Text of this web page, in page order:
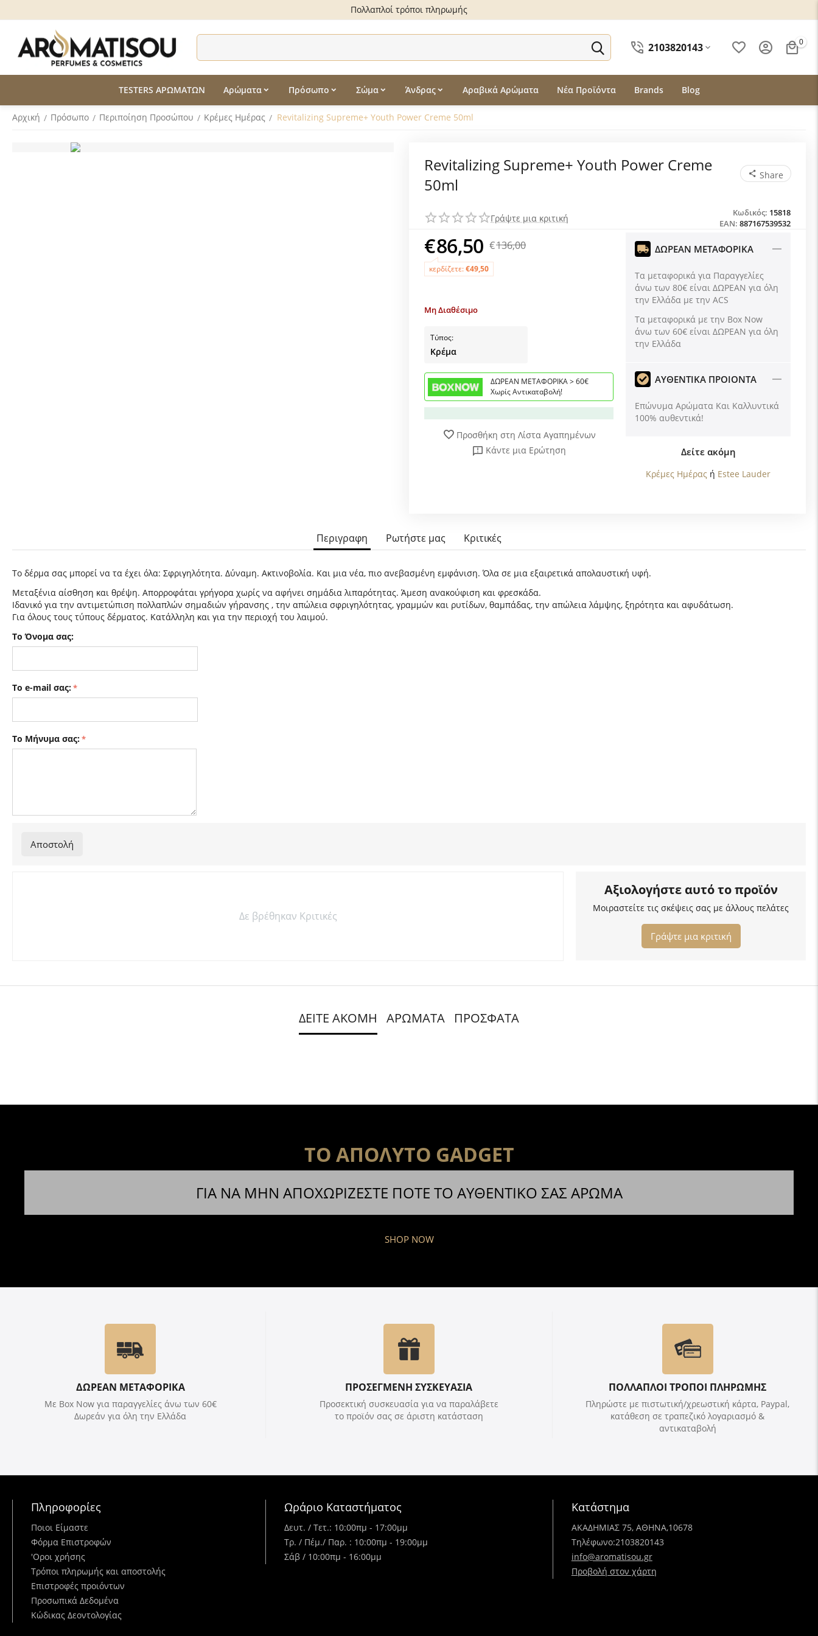
Πολλαπλοί τρόποι πληρωμής
2103820143 0
TESTERS ΑΡΩΜΑΤΩΝ Αρώματα Πρόσωπο Σώμα Άνδρας Αραβικά Αρώματα Νέα Προϊόντα Brands Blog
Αρχική / Πρόσωπο / Περιποίηση Προσώπου / Κρέμες Ημέρας / Revitalizing Supreme+ Youth Power Creme 50ml
Revitalizing Supreme+ Youth Power Creme
50ml
Share
Γράψτε μια κριτική EAN: 887167539532
Κωδικός: 15818
€86,50 €136,00
κερδίζετε:€49,50
Μη Διαθέσιμο
Τύπος:
Κρέμα
ΔΩΡΕΑΝ ΜΕΤΑΦΟΡΙΚΑ > 60€
Χωρίς Αντικαταβολή!
Προσθήκη στη Λίστα Αγαπημένων
Κάντε μια Ερώτηση
ΔΩΡΕΑΝ ΜΕΤΑΦΟΡΙΚΑ
Τα μεταφορικά για Παραγγελίες
άνω των 80€ είναι ΔΩΡΕΑΝ για όλη
την Ελλάδα με την ACS
Tα μεταφορικά με την Box Now
άνω των 60€ είναι ΔΩΡΕΑΝ για όλη
την Ελλάδα
ΑΥΘΕΝΤΙΚΑ ΠΡΟΙΟΝΤΑ
Επώνυμα Αρώματα Και Καλλυντικά
100% αυθεντικά!
Δείτε ακόμη
Κρέμες Ημέρας ή Estee Lauder
Περιγραφη Ρωτήστε μας Κριτικές
Το δέρμα σας μπορεί να τα έχει όλα: Σφριγηλότητα. Δύναμη. Ακτινοβολία. Και μια νέα, πιο ανεβασμένη εμφάνιση. Όλα σε μια εξαιρετικά απολαυστική υφή.
Μεταξένια αίσθηση και θρέψη. Απορροφάται γρήγορα χωρίς να αφήνει σημάδια λιπαρότητας. Άμεση ανακούφιση και φρεσκάδα.
Ιδανικό για την αντιμετώπιση πολλαπλών σημαδιών γήρανσης , την απώλεια σφριγηλότητας, γραμμών και ρυτίδων, θαμπάδας, την απώλεια λάμψης, ξηρότητα και αφυδάτωση.
Για όλους τους τύπους δέρματος. Κατάλληλη και για την περιοχή του λαιμού.
Το Όνομα σας:
Το e-mail σας:
Το Μήνυμα σας:
Αποστολή
Δε βρέθηκαν Κριτικές
Αξιολογήστε αυτό το προϊόν
Μοιραστείτε τις σκέψεις σας με άλλους πελάτες
Γράψτε μια κριτική
ΔΕΙΤΕ ΑΚΟΜΗ ΑΡΩΜΑΤΑ ΠΡΟΣΦΑΤΑ
ΤΟ ΑΠΟΛΥΤΟ GADGET
ΓΙΑ ΝΑ ΜΗΝ ΑΠΟΧΩΡΙΖΕΣΤΕ ΠΟΤΕ ΤΟ ΑΥΘΕΝΤΙΚΟ ΣΑΣ ΑΡΩΜΑ
SHOP NOW
ΔΩΡΕΑΝ ΜΕΤΑΦΟΡΙΚΑ
Με Box Now για παραγγελίες άνω των 60€
Δωρεάν για όλη την Ελλάδα
ΠΡΟΣΕΓΜΕΝΗ ΣΥΣΚΕΥΑΣΙΑ
Προσεκτική συσκευασία για να παραλάβετε
το προϊόν σας σε άριστη κατάσταση
ΠΟΛΛΑΠΛΟΙ ΤΡΟΠΟΙ ΠΛΗΡΩΜΗΣ
Πληρώστε με πιστωτική/χρεωστική κάρτα, Paypal,
κατάθεση σε τραπεζικό λογαριασμό &
αντικαταβολή
Πληροφορίες
Ποιοι Είμαστε
Φόρμα Επιστροφών
'Oροι χρήσης
Τρόποι πληρωμής και αποστολής
Επιστροφές προιόντων
Προσωπικά Δεδομένα
Κώδικας Δεοντολογίας
Ωράριο Καταστήματος
Δευτ. / Τετ.: 10:00πμ - 17:00μμ
Τρ. / Πέμ./ Παρ. : 10:00πμ - 19:00μμ
Σάβ / 10:00πμ - 16:00μμ
Κατάστημα
ΑΚΑΔΗΜΙΑΣ 75, ΑΘΗΝΑ,10678
Τηλέφωνο:2103820143
info@aromatisou.gr
Προβολή στον χάρτη